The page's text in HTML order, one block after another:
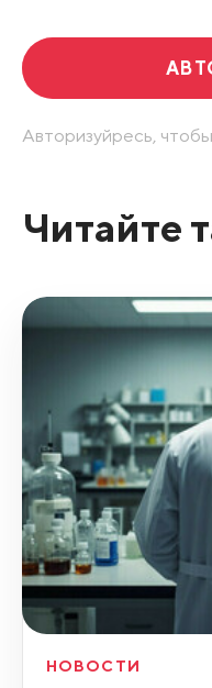
Авторизуйресь,
Читайте
НОВОСТИ